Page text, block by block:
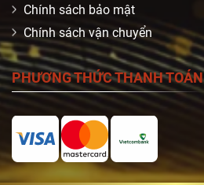
Chính sách bảo mật
Chính sách vận chuyển
PHƯƠNG THỨC THANH TOÁN